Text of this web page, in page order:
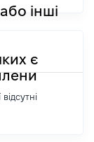
інші
є